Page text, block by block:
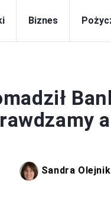
Biznes
Sandra Olejnik